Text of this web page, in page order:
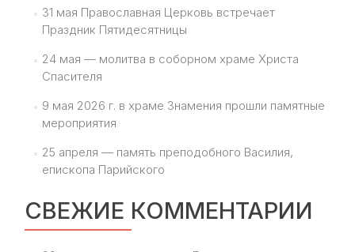
31 мая Православная Церковь встречает
Праздник Пятидесятницы
24 мая — молитва в соборном храме Христа
Спасителя
9 мая 2026 г. в храме Знамения прошли памятные
мероприятия
25 апреля — память преподобного Василия,
епископа Парийского
СВЕЖИЕ КОММЕНТАРИИ